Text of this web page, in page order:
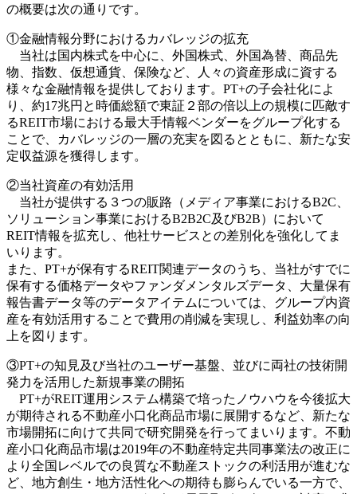
の概要は次の通りです。
①金融情報分野におけるカバレッジの拡充
当社は国内株式を中心に、外国株式、外国為替、商品先
物、指数、仮想通貨、保険など、人々の資産形成に資する
様々な金融情報を提供しております。PT+の子会社化によ
り、約17兆円と時価総額で東証２部の倍以上の規模に匹敵す
るREIT市場における最大手情報ベンダーをグループ化する
ことで、カバレッジの一層の充実を図るとともに、新たな安
定収益源を獲得します。
②当社資産の有効活用
当社が提供する３つの販路（メディア事業におけるB2C、
ソリューション事業におけるB2B2C及びB2B）において
REIT情報を拡充し、他社サービスとの差別化を強化してま
いります。
また、PT+が保有するREIT関連データのうち、当社がすでに
保有する価格データやファンダメンタルズデータ、大量保有
報告書データ等のデータアイテムについては、グループ内資
産を有効活用することで費用の削減を実現し、利益効率の向
上を図ります。
③PT+の知見及び当社のユーザー基盤、並びに両社の技術開
発力を活用した新規事業の開拓
PT+がREIT運用システム構築で培ったノウハウを今後拡大
が期待される不動産小口化商品市場に展開するなど、新たな
市場開拓に向けて共同で研究開発を行ってまいります。不動
産小口化商品市場は2019年の不動産特定共同事業法の改正に
より全国レベルでの良質な不動産ストックの利活用が進むな
ど、地方創生・地方活性化への期待も膨らんでいる一方で、